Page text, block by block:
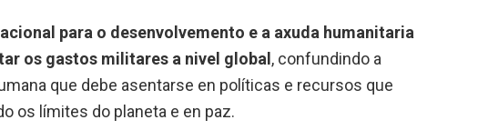
para o desenvolvemento e a axuda humanitaria
os gastos militares a nivel global , confundindo a
que debe asentarse en políticas e recursos que
os límites do planeta e en paz.